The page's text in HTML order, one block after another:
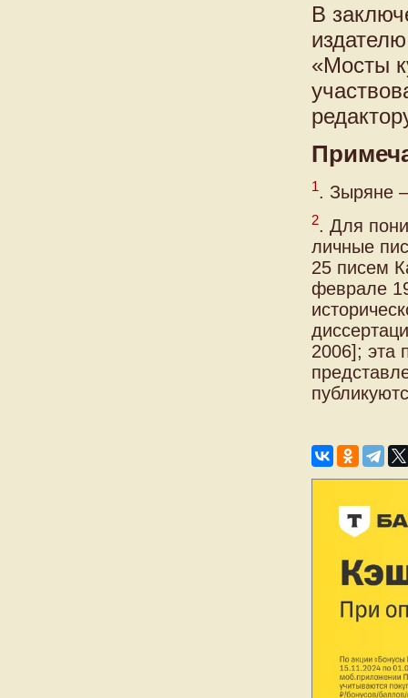
В
«Мосты
1 . Зыряне
2. Для
личные
25 писем
феврале
2006]; эта